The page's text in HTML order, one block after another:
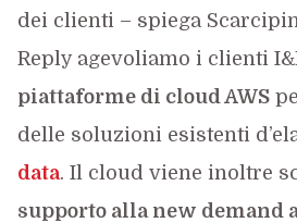
dei clienti – spiega
Reply agevoliamo i clienti
piattaforme di cloud AWS
delle soluzioni esistenti
data. Il cloud viene inoltre
supporto alla new demand